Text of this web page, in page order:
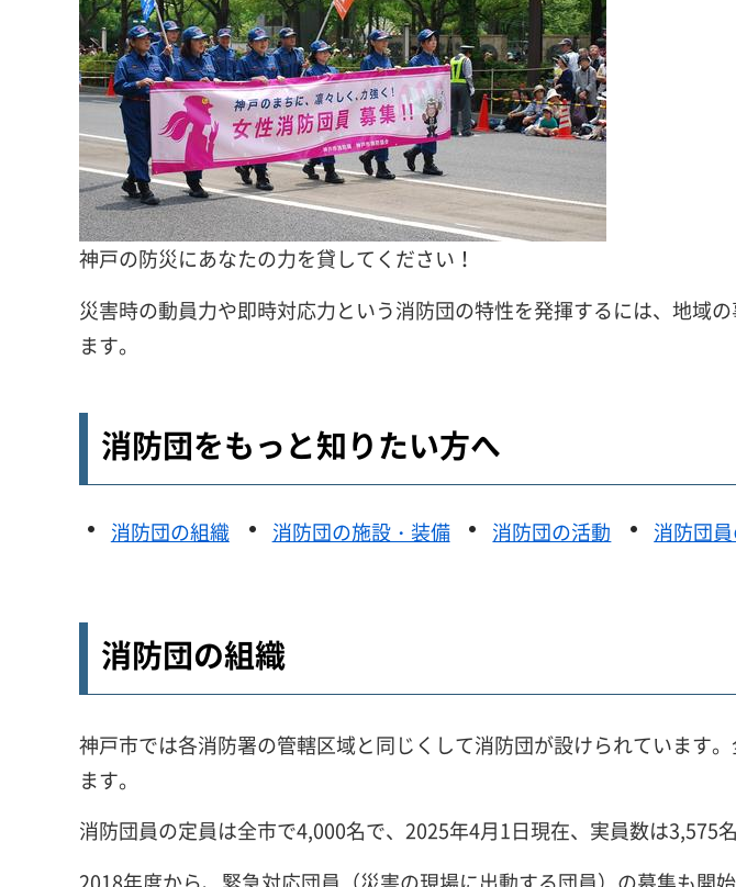
神戸の防災にあなたの力を貸してください！
災害時の動員力や即時対応力という消防団の特性を発揮するには、地域
ます。
消防団をもっと知りたい方へ
消防団の組織 消防団の施設・装備 消防団の活動 消防団
消防団の組織
神戸市では各消防署の管轄区域と同じくして消防団が設けられています
ます。
消防団員の定員は全市で4,000名で、2025年4月1日現在、実員数は3,575